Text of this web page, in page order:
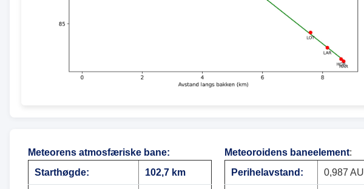
Meteorens atmosfæriske bane:
Starthøgde:
102,7 km
Meteoroidens baneelement:
Perihelavstand:
0,987 AU